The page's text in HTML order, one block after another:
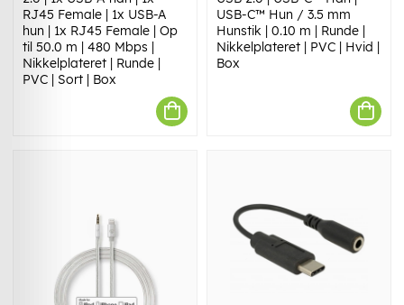
RJ45 Female | 1x USB-A
hun | 1x RJ45 Female | Op
til 50.0 m | 480 Mbps |
Nikkelplateret | Runde |
PVC | Sort | Box
USB-C™ Hun / 3.5 mm
Hunstik | 0.10 m | Runde |
Nikkelplateret | PVC | Hvid |
Box